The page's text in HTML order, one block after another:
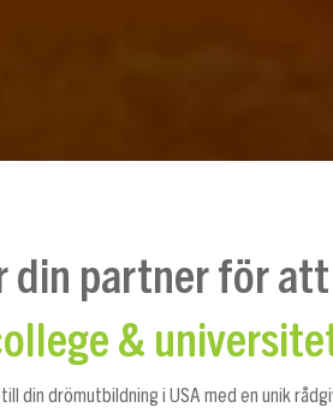
din partner för att
&
din drömutbildning i USA med en unik